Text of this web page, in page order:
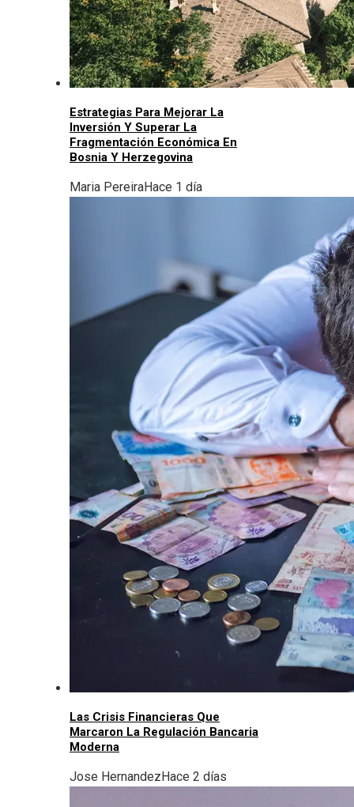
Estrategias Para Mejorar La
Inversión Y Superar La
Fragmentación Económica En
Bosnia Y Herzegovina
Maria PereiraHace 1 día
Las Crisis Financieras Que
Marcaron La Regulación Bancaria
Moderna
Jose HernandezHace 2 días